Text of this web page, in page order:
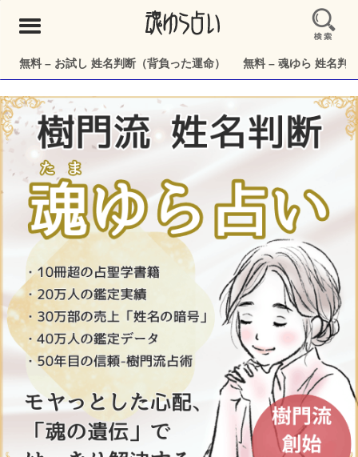
メ
ー
無料 – お試し 姓名判断（背負った運命） 無料 – 魂ゆら 姓名判